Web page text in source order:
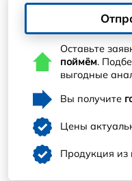
Оставьте
поймём.
выгодные
Вы получите
Цены
Продукция из